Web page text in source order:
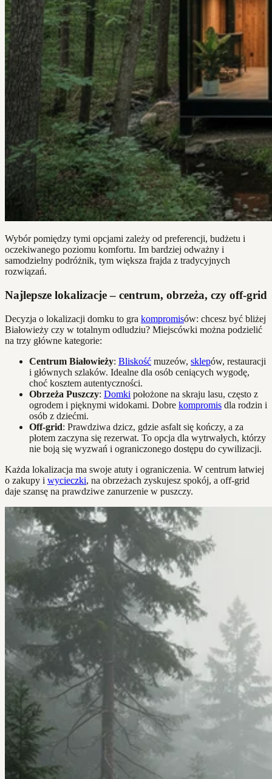
Wybór pomiędzy tymi opcjami zależy od preferencji, budżetu i
oczekiwanego poziomu komfortu. Im bardziej odważny i
samodzielny podróżnik, tym większa frajda z tradycyjnych
rozwiązań.
Najlepsze lokalizacje – centrum, obrzeża, czy off-grid
Decyzja o lokalizacji domku to gra kompromisów: chcesz być bliżej
Białowieży czy w totalnym odludziu? Miejscówki można podzielić
na trzy główne kategorie:
Centrum Białowieży: Bliskość muzeów, sklepów, restauracji
i głównych szlaków. Idealne dla osób ceniących wygodę,
choć kosztem autentyczności.
Obrzeża Puszczy: Domki położone na skraju lasu, często z
ogrodem i pięknymi widokami. Dobre kompromis dla rodzin i
osób z dziećmi.
Off-grid: Prawdziwa dzicz, gdzie asfalt się kończy, a za
płotem zaczyna się rezerwat. To opcja dla wytrwałych, którzy
nie boją się wyzwań i ograniczonego dostępu do cywilizacji.
Każda lokalizacja ma swoje atuty i ograniczenia. W centrum łatwiej
o zakupy i wycieczki, na obrzeżach zyskujesz spokój, a off-grid
daje szansę na prawdziwe zanurzenie w puszczy.